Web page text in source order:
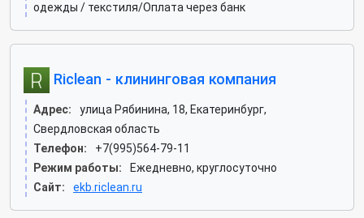
одежды / текстиля/Оплата через банк
Riclean - клининговая компания
Адрес:
улица Рябинина, 18, Екатеринбург,
Свердловская область
Телефон:
+7(995)564-79-11
Режим работы:
Ежедневно, круглосуточно
Сайт:
ekb.riclean.ru